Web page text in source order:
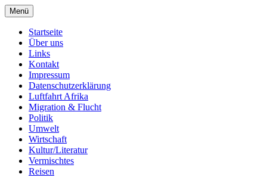
Zum
Inhalt
springen
AFRICA live
Afrika
Menü
Startseite
Über uns
Links
Kontakt
Impressum
Datenschutzerklärung
Luftfahrt Afrika
Migration & Flucht
Politik
Umwelt
Wirtschaft
Kultur/Literatur
Vermischtes
Reisen